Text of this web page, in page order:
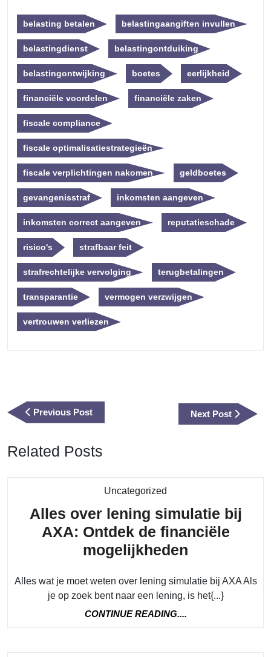
belasting betalen belastingaangiften invullen
belastingdienst belastingontduiking
belastingontwijking boetes eerlijkheid
financiële voordelen financiële zaken
fiscale compliance
fiscale optimalisatiestrategieën
fiscale verplichtingen nakomen geldboetes
gevangenisstraf inkomsten aangeven
inkomsten correct aangeven reputatieschade
risico's strafbaar feit
strafrechtelijke vervolging terugbetalingen
transparantie vermogen verzwijgen
vertrouwen verliezen
Previous PostPrevious
Post
Next Post
Next
Post
Related Posts
Uncategorized
Alles over lening simulatie bij
AXA: Ontdek de financiële
mogelijkheden
lening
simulatie
Alles wat je moet weten over lening simulatie bij AXA Als
je op zoek bent naar een lening, is het{...}
CONTINUE READING....